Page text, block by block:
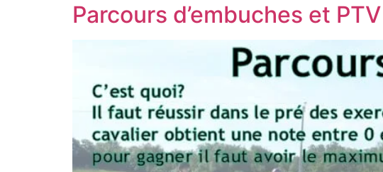
Parcours d’embuches et